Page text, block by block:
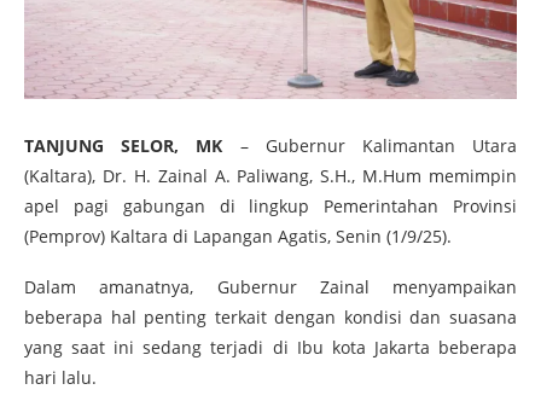
TANJUNG SELOR, MK – Gubernur Kalimantan Utara
(Kaltara), Dr. H. Zainal A. Paliwang, S.H., M.Hum memimpin
apel pagi gabungan di lingkup Pemerintahan Provinsi
(Pemprov) Kaltara di Lapangan Agatis, Senin (1/9/25).
Dalam amanatnya, Gubernur Zainal menyampaikan
beberapa hal penting terkait dengan kondisi dan suasana
yang saat ini sedang terjadi di Ibu kota Jakarta beberapa
hari lalu.